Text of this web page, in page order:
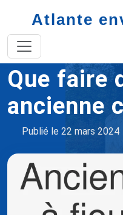
Atlante
Accueil
Que faire
ancienne
Publié le 22 mars 2024